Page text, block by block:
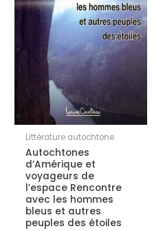
Littérature autochtone
Autochtones
d’Amérique et
voyageurs de
l’espace Rencontre
avec les hommes
bleus et autres
peuples des étoiles